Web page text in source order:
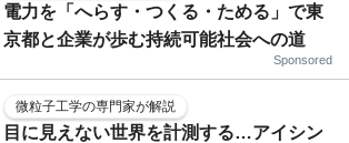
電力を「へらす・つくる・ためる」で東
京都と企業が歩む持続可能社会への道
Sponsored
微粒子工学の専門家が解説
目に見えない世界を計測する…アイシン